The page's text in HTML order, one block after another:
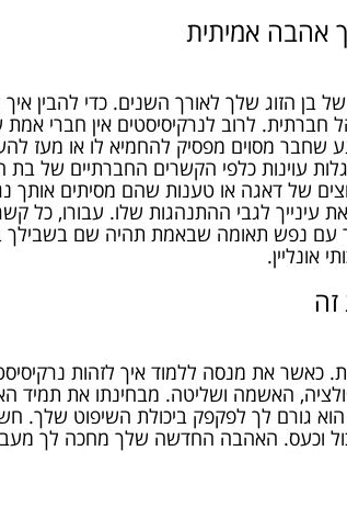
אהבה אמיתית
הזוג שלך לאורך השנים. כדי להבין איך
לרוב לנרקיסיסטים אין חברי אמת
שחבר מסוים מפסיק להחמיא לו או מעז
עוינות כלפי הקשרים החברתיים של בת
של דאגה או טענות שהם מסיתים אותך
לגבי ההתנהגות שלו. עבורו, כל
עם נפש תאומה שבאמת תהיה שם בשבילך
אונליין.
זה
כאשר את מנסה ללמוד איך לזהות
האשמה ושליטה. מבחינתו את תמיד
גורם לך לפקפק ביכולת השיפוט שלך.
וכעס. האהבה החדשה שלך מחכה לך